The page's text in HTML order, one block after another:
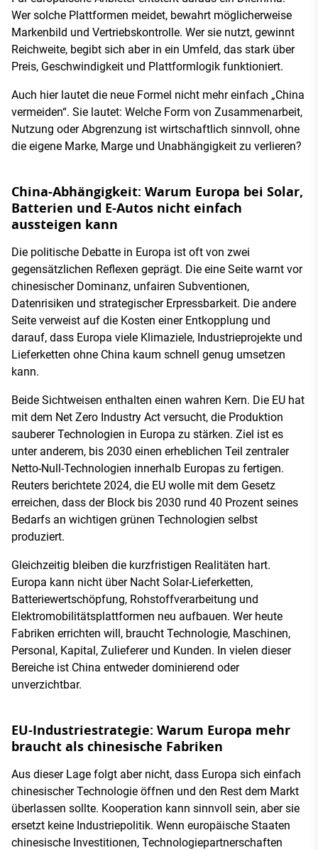
Wer solche Plattformen meidet, bewahrt möglicherweise
Markenbild und Vertriebskontrolle. Wer sie nutzt, gewinnt
Reichweite, begibt sich aber in ein Umfeld, das stark über
Preis, Geschwindigkeit und Plattformlogik funktioniert.
Auch hier lautet die neue Formel nicht mehr einfach „China
vermeiden“. Sie lautet: Welche Form von Zusammenarbeit,
Nutzung oder Abgrenzung ist wirtschaftlich sinnvoll, ohne
die eigene Marke, Marge und Unabhängigkeit zu verlieren?
China-Abhängigkeit: Warum Europa bei Solar,
Batterien und E-Autos nicht einfach
aussteigen kann
Die politische Debatte in Europa ist oft von zwei
gegensätzlichen Reflexen geprägt. Die eine Seite warnt vor
chinesischer Dominanz, unfairen Subventionen,
Datenrisiken und strategischer Erpressbarkeit. Die andere
Seite verweist auf die Kosten einer Entkopplung und
darauf, dass Europa viele Klimaziele, Industrieprojekte und
Lieferketten ohne China kaum schnell genug umsetzen
kann.
Beide Sichtweisen enthalten einen wahren Kern. Die EU hat
mit dem Net Zero Industry Act versucht, die Produktion
sauberer Technologien in Europa zu stärken. Ziel ist es
unter anderem, bis 2030 einen erheblichen Teil zentraler
Netto-Null-Technologien innerhalb Europas zu fertigen.
Reuters berichtete 2024, die EU wolle mit dem Gesetz
erreichen, dass der Block bis 2030 rund 40 Prozent seines
Bedarfs an wichtigen grünen Technologien selbst
produziert.
Gleichzeitig bleiben die kurzfristigen Realitäten hart.
Europa kann nicht über Nacht Solar-Lieferketten,
Batteriewertschöpfung, Rohstoffverarbeitung und
Elektromobilitätsplattformen neu aufbauen. Wer heute
Fabriken errichten will, braucht Technologie, Maschinen,
Personal, Kapital, Zulieferer und Kunden. In vielen dieser
Bereiche ist China entweder dominierend oder
unverzichtbar.
EU-Industriestrategie: Warum Europa mehr
braucht als chinesische Fabriken
Aus dieser Lage folgt aber nicht, dass Europa sich einfach
chinesischer Technologie öffnen und den Rest dem Markt
überlassen sollte. Kooperation kann sinnvoll sein, aber sie
ersetzt keine Industriepolitik. Wenn europäische Staaten
chinesische Investitionen, Technologiepartnerschaften